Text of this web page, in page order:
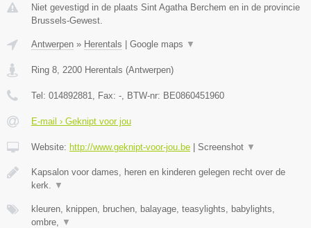
Niet gevestigd in de plaats Sint Agatha Berchem en in de provincie
Brussels-Gewest.
Antwerpen » Herentals | Google maps ▼
Ring 8 2200 Herentals (Antwerpen)
Tel: 014892881 , Fax: - , BTW-nr: BE0860451960
E-mail › Geknipt voor jou
Website: http://www.geknipt-voor-jou.be | Screenshot ▼
Kapsalon voor dames, heren en kinderen gelegen recht over de
kerk.
▼
kleuren, knippen, bruchen, balayage, teasylights, babylights,
ombre,
▼